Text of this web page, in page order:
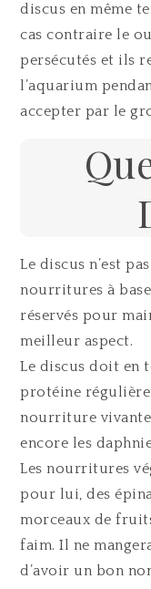
discus en même
cas contraire le
persécutés et ils
l’aquarium
accepter par le
Le discus n’est
nourritures à
réservés pour
meilleur aspect.
Le discus doit en
protéine
nourriture vivante
encore les
Les nourritures
pour lui, des
morceaux de
faim. Il ne
d’avoir un bon